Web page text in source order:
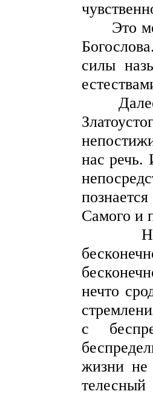
Это
силы
Далее
нас речь.
Самого и
Но из
нечто
с
жизни